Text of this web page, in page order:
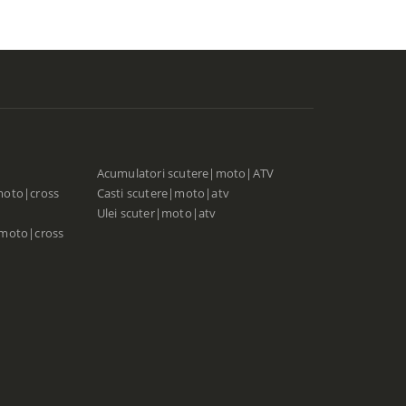
Acumulatori scutere|moto|ATV
Casti scutere|moto|atv
Ulei scuter|moto|atv